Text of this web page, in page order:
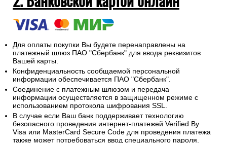
Для оплаты покупки Вы будете перенаправлены на
платежный шлюз ПАО "Сбербанк" для ввода реквизитов
Вашей карты.
Конфиденциальность сообщаемой персональной
информации обеспечивается ПАО "Сбербанк".
Соединение с платежным шлюзом и передача
информации осуществляется в защищенном режиме с
использованием протокола шифрования SSL.
В случае если Ваш банк поддерживает технологию
безопасного проведения интернет-платежей Verified By
Visa или MasterCard Secure Code для проведения платежа
также может потребоваться ввод специального пароля.